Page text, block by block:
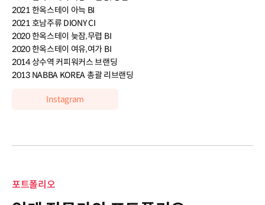
2021 한옥스테이 아늑 BI
2021 호남주류 DIONY CI
2020 한옥스테이 늦잠,무렵 BI
2020 한옥스테이 여유,여가 BI
2014 상수역 커피워커스 브랜딩
2013 NABBA KOREA 총괄 리브랜딩
Instagram
포트폴리오